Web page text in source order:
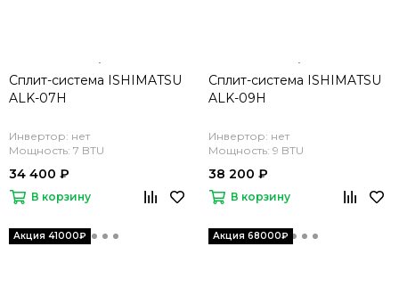
Сплит-система ISHIMATSU
ALK-07H
Инвертор: нет
Мощность: 7 BTU
34 400 ₽
В корзину
Сплит-система ISHIMATSU
ALK-09H
Инвертор: нет
Мощность: 9 BTU
38 200 ₽
В корзину